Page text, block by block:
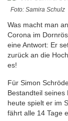
Foto: Samira Schulz
Was macht man
Corona im
eine Antwort: Er
zurück an die
es!
Für Simon
Bestandteil
heute spielt er im
fährt alle 14 Tage